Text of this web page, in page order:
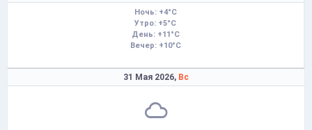
Ночь: +4°C
Утро: +5°C
День: +11°C
Вечер: +10°C
31 Мая 2026, Вс